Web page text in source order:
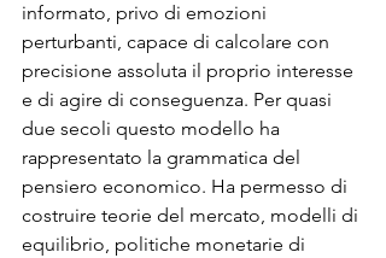
informato, privo di emozioni
perturbanti, capace di calcolare con
precisione assoluta il proprio interesse
e di agire di conseguenza. Per quasi
due secoli questo modello ha
rappresentato la grammatica del
pensiero economico. Ha permesso di
costruire teorie del mercato, modelli di
equilibrio, politiche monetarie di